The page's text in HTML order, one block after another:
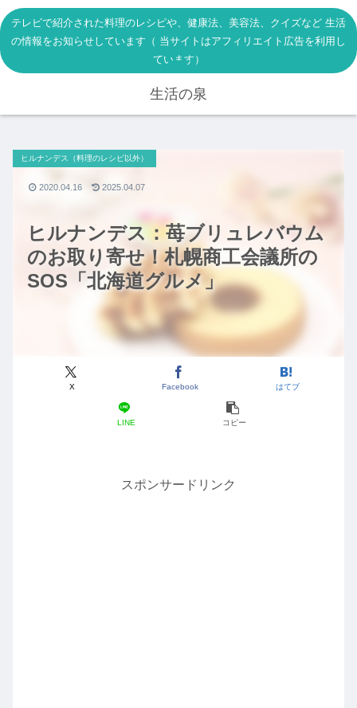
テレビで紹介された料理のレシピや、健康法、美容法、クイズなど 生活
の情報をお知らせしています（ 当サイトはアフィリエイト広告を利用し
ています）
生活の泉
ヒルナンデス：苺ブリュレバウム
のお取り寄せ！札幌商工会議所の
SOS「北海道グルメ」
ヒルナンデス（料理のレシピ以外）
X Facebook はてブ
LINE コピー
2020.04.16 2025.04.07
スポンサードリンク